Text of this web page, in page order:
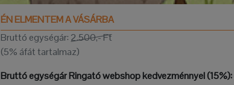
ÉN ELMENTEM A VÁSÁRBA
Bruttó egységár: 2.500,- Ft
(5% áfát tartalmaz)
Bruttó egységár Ringató webshop kedvezménnyel (15%):